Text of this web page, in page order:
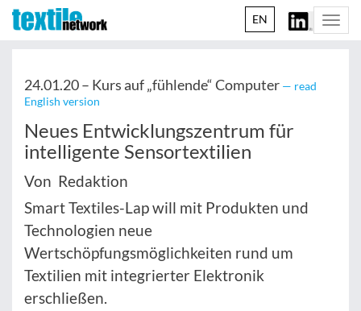
EN
24.01.20 – Kurs auf „fühlende“ Computer — read
English version
Neues Entwicklungszentrum für
intelligente Sensortextilien
Von Redaktion
Smart Textiles-Lap will mit Produkten und
Technologien neue
Wertschöpfungsmöglichkeiten rund um
Textilien mit integrierter Elektronik
erschließen.